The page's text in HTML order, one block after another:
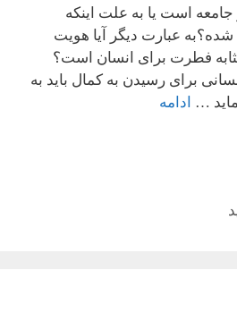
است یا به علت اینکه
عبارت دیگر آیا هویت
فطرت برای انسان است؟
برای رسیدن به کمال باید به
…
ادامه